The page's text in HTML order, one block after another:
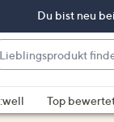
Du bist neu
Top